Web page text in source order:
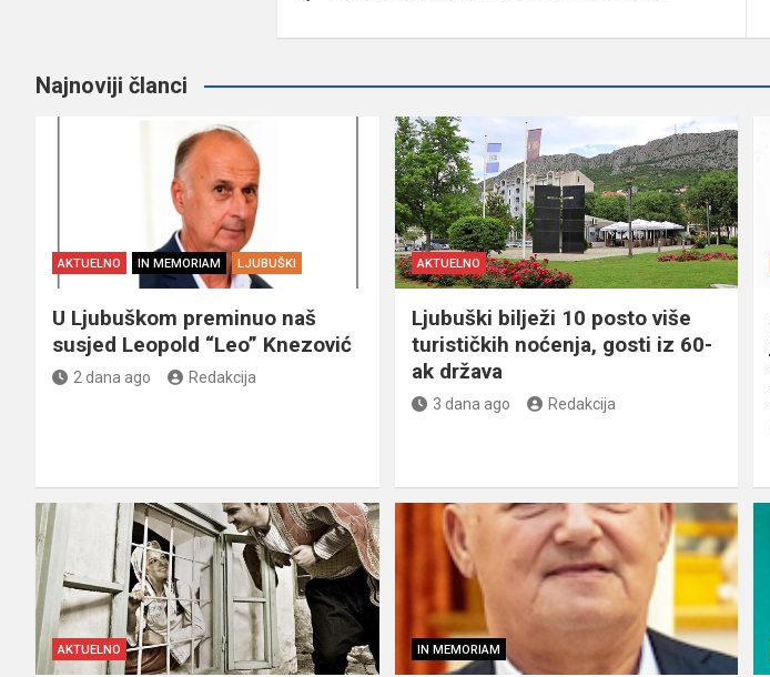
članaka
Najnoviji članci
AKTUELNO IN MEMORIAM LJUBUŠKI
U Ljubuškom preminuo naš
susjed Leopold “Leo” Knezović
2 dana ago Redakcija
AKTUELNO
Ljubuški bilježi 10 posto više
turističkih noćenja, gosti iz 60-
ak država
3 dana ago Redakcija
AKTUELNO IN MEMORIAM